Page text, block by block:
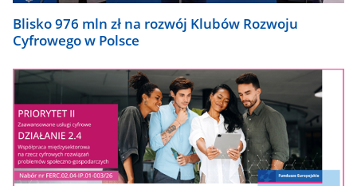
Blisko 976 mln zł na rozwój Klubów Rozwoju
Cyfrowego w Polsce